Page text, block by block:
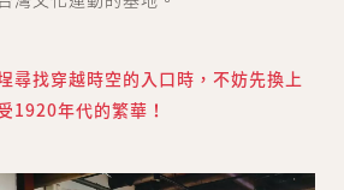
尋找穿越時空的入口時，不妨先換上
1920年代的繁華！